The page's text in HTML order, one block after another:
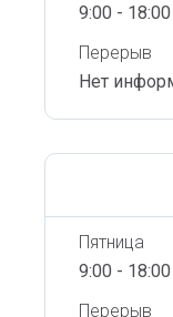
9:00 - 18:00
Перерыв
Нет
Пятница
9:00 - 18:00
Перерыв